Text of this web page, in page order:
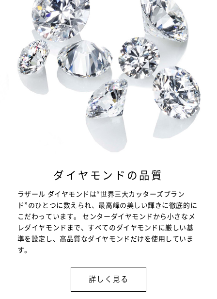
ダイヤモンドの品質
ラザール ダイヤモンドは“世界三大カッターズブラン
ド”のひとつに数えられ、最高峰の美しい輝きに徹底的に
こだわっています。 センターダイヤモンドから小さなメ
レダイヤモンドまで、すべてのダイヤモンドに厳しい基
準を設定し、高品質なダイヤモンドだけを使用していま
す。
詳しく見る